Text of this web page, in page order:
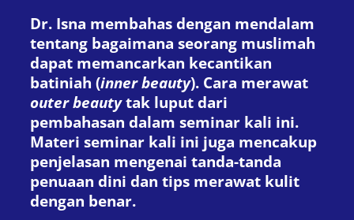
Dr. Isna membahas dengan mendalam
tentang bagaimana seorang muslimah
dapat memancarkan kecantikan
batiniah (inner beauty). Cara merawat
outer beautytak luput dari
pembahasan dalam seminar kali ini.
Materi seminar kali ini juga mencakup
penjelasan mengenai tanda-tanda
penuaan dini dan tips merawat kulit
dengan benar.